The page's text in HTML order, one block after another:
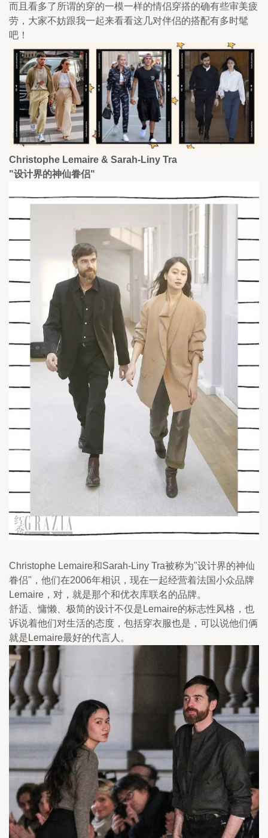
而且看多了所谓的穿的一模一样的情侣穿搭的确有些审美疲
劳，大家不妨跟我一起来看看这几对伴侣的搭配有多时髦
吧！
Christophe Lemaire & Sarah-Liny Tra
"设计界的神仙眷侣"
Christophe Lemaire和Sarah-Liny Tra被称为"设计界的神仙
眷侣"，他们在2006年相识，现在一起经营着法国小众品牌
Lemaire，对，就是那个和优衣库联名的品牌。
舒适、慵懒、极简的设计不仅是Lemaire的标志性风格，也
诉说着他们对生活的态度，包括穿衣服也是，可以说他们俩
就是Lemaire最好的代言人。